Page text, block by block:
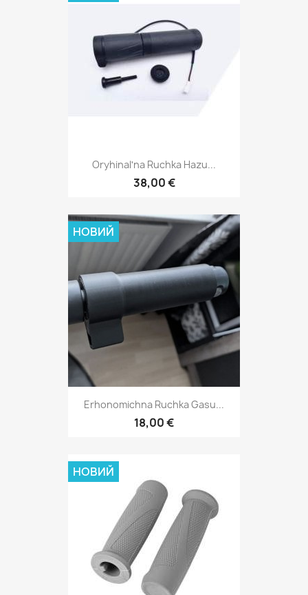
Oryhinalʹna Ruchka Hazu...
38,00 €
Erhonomichna Ruchka Gasu...
18,00 €
НОВИЙ
НОВИЙ